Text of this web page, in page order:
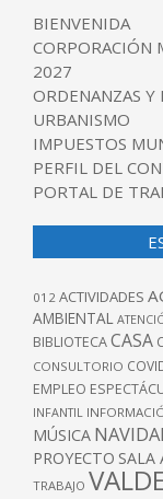
BIENVENIDA
CORPORACIÓN
2027
ORDENANZAS Y
URBANISMO
IMPUESTOS
PERFIL DEL
PORTAL DE
012 ACTIVIDADES
AMBIENTAL
BIBLIOTECACASA
CONSULTORIO
EMPLEO
INFANTIL
MÚSICA
PROYECTO SALA
TRABAJO